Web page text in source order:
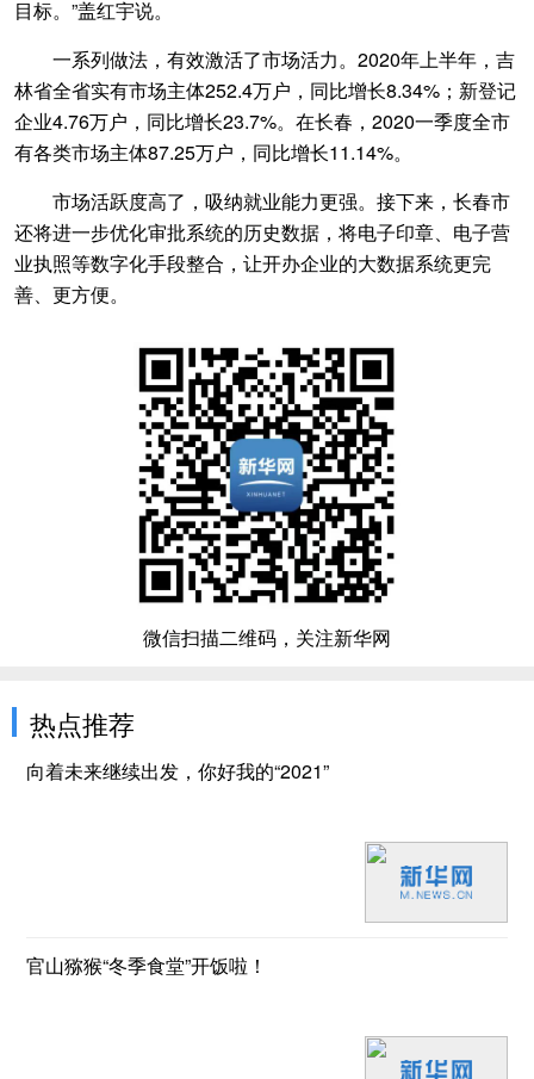
目标。”盖红宇说。
一系列做法，有效激活了市场活力。2020年上半年，吉
林省全省实有市场主体252.4万户，同比增长8.34%；新登记
企业4.76万户，同比增长23.7%。在长春，2020一季度全市
有各类市场主体87.25万户，同比增长11.14%。
市场活跃度高了，吸纳就业能力更强。接下来，长春市
还将进一步优化审批系统的历史数据，将电子印章、电子营
业执照等数字化手段整合，让开办企业的大数据系统更完
善、更方便。
微信扫描二维码，关注新华网
热点推荐
向着未来继续出发，你好我的“2021”
官山猕猴“冬季食堂”开饭啦！